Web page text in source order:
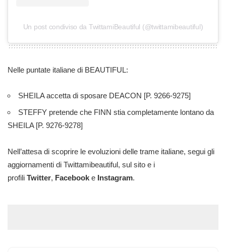
Un post condiviso da TwittamiBeautiful (@twittamibeautiful)
Nelle puntate italiane di BEAUTIFUL:
SHEILA accetta di sposare DEACON [P. 9266-9275]
STEFFY pretende che FINN stia completamente lontano da
SHEILA[P. 9276-9278]
Nell’attesa di scoprire le evoluzioni delle trame italiane, segui gli
aggiornamenti di Twittamibeautiful, sul sito e i
profili Twitter, Facebook e Instagram.